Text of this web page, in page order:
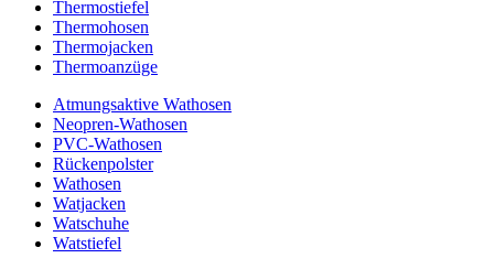
Thermostiefel
Thermohosen
Thermojacken
Thermoanzüge
Atmungsaktive Wathosen
Neopren-Wathosen
PVC-Wathosen
Rückenpolster
Wathosen
Watjacken
Watschuhe
Watstiefel